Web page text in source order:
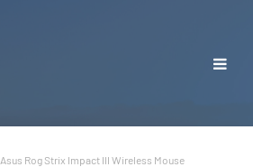
Asus Rog Strix Impact III Wireless Mouse